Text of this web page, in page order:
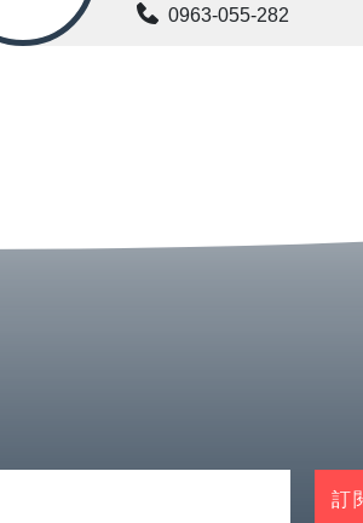
0963-055-282